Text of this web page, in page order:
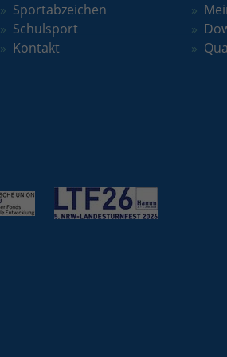
Sportabzeichen
Schulsport
Kontakt
Laufzeit 2 Jahre
Zweck
Wird verwendet, um